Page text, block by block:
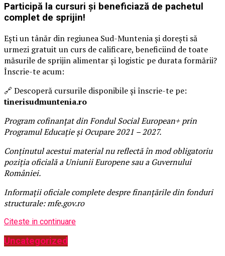
Participă la cursuri și beneficiază de pachetul
complet de sprijin!
Ești un tânăr din regiunea Sud-Muntenia și dorești să
urmezi gratuit un curs de calificare, beneficiind de toate
măsurile de sprijin alimentar și logistic pe durata formării?
Înscrie-te acum:
🔗 Descoperă cursurile disponibile și înscrie-te pe:
tinerisudmuntenia.ro
Program cofinanțat din Fondul Social European+ prin
Programul Educație și Ocupare 2021 – 2027.
Conținutul acestui material nu reflectă în mod obligatoriu
poziția oficială a Uniunii Europene sau a Guvernului
României.
Informații oficiale complete despre finanțările din fonduri
structurale: mfe.gov.ro
Citeste in continuare
Uncategorized